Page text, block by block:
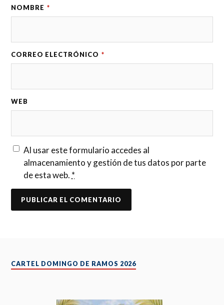
NOMBRE *
CORREO ELECTRÓNICO *
WEB
Al usar este formulario accedes al
almacenamiento y gestión de tus datos por parte
de esta web. *
CARTEL DOMINGO DE RAMOS 2026